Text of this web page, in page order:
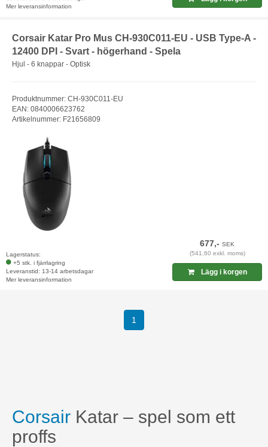
Mer leveransinformation
Corsair Katar Pro Mus CH-930C011-EU - USB Type-A -
12400 DPI - Svart - högerhand - Spela
Hjul - 6 knappar - Optisk
Produktnummer: CH-930C011-EU
EAN: 0840006623762
Artikelnummer: F21656809
Lagerstatus:
+5 stk. i fjärrlagring
Leveranstid: 13-14 arbetsdagar
Mer leveransinformation
677,-SEK
(541,60 exkl. moms)
Lägg i korgen
1
Corsair Katar – spel som ett
proffs